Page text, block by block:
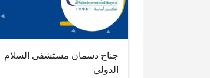
جناح دسمان مستشفى السلام
الدولي